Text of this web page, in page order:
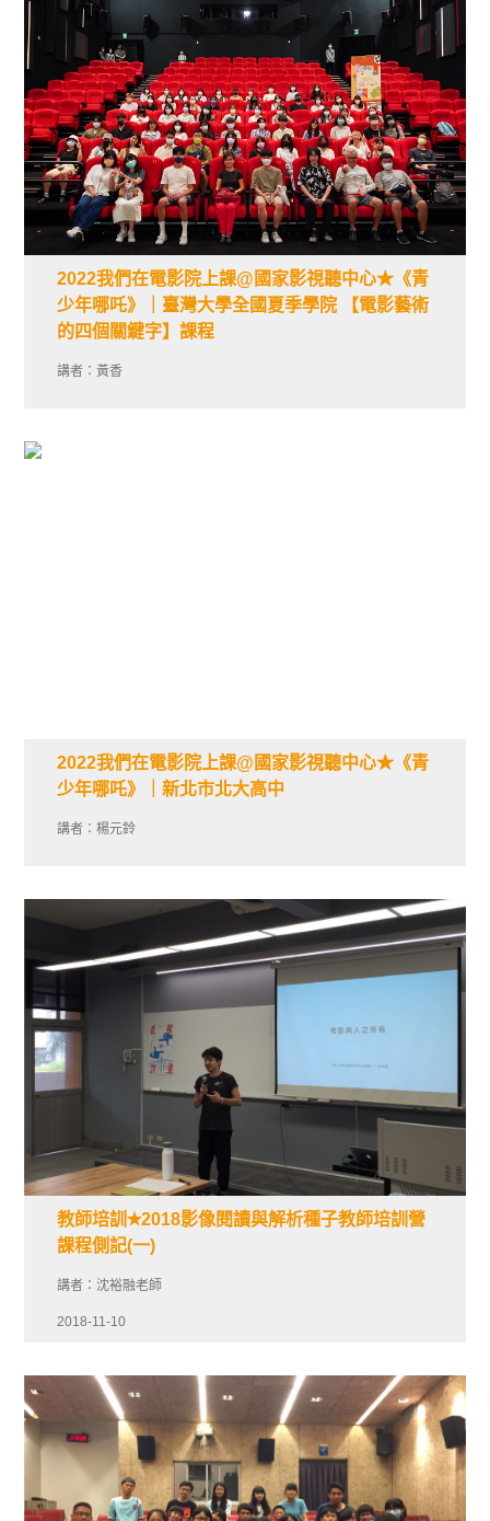
2022我們在電影院上課@國家影視聽中心★《青
少年哪吒》｜臺灣大學全國夏季學院 【電影藝術
的四個關鍵字】課程
講者：黃香
2022我們在電影院上課@國家影視聽中心★《青
少年哪吒》｜新北市北大高中
講者：楊元鈴
教師培訓✭2018影像閱讀與解析種子教師培訓營
課程側記(一)
講者：沈裕融老師
2018-11-10